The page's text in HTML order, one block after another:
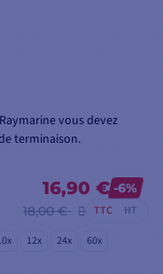
vous devez
terminaison.
16,90 € -6%
18,00 €
TTC HT
12x 24x 60x